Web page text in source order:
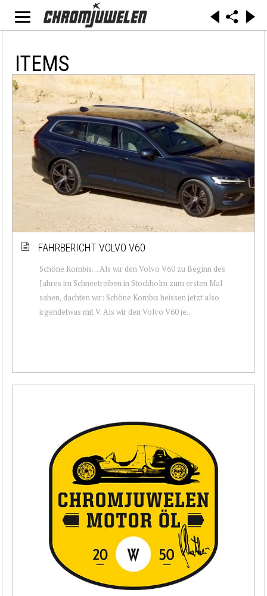
ITEMS
FAHRBERICHT VOLVO V60
Schöne Kombis… Als wir den Volvo V60 zu Beginn des
Jahres im Schneetreiben in Stockholm zum ersten Mal
sahen, dachten wir: Schöne Kombis heissen jetzt also
irgendetwas mit V. Als wir den Volvo V60 je...